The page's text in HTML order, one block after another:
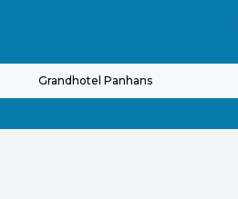
Grandhotel Panhans